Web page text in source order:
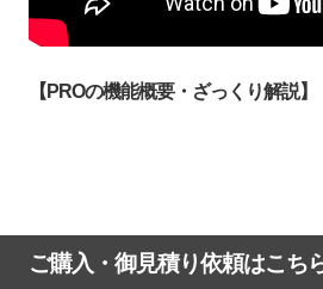
【PROの機能概要・ざっくり解説】
ご購入・御見積り依頼はこち